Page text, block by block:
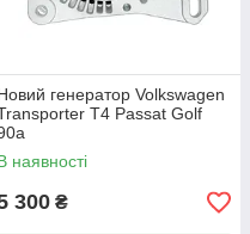
генератор Volkswagen
T4 Passat Golf
наявності
300 ₴